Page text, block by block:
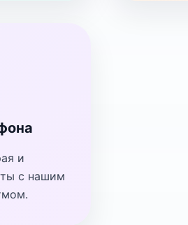
и
с нашим